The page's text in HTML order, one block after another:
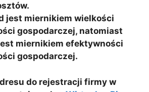
jest miernikiem wielkości
gospodarczej, natomiast
miernikiem efektywności
gospodarczej.
do rejestracji firmy w